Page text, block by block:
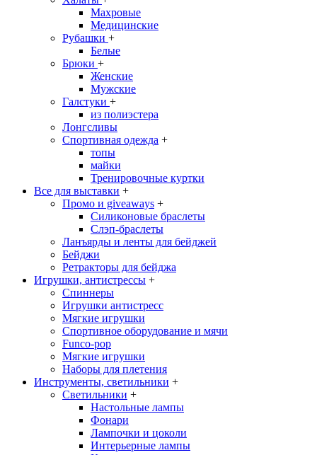
Махровые
Медицинские
Рубашки +
Белые
Брюки +
Женские
Мужские
Галстуки +
из полиэстера
Лонгсливы
Спортивная одежда +
топы
майки
Тренировочные куртки
Все для выставки +
Промо и giveaways +
Силиконовые браслеты
Cлэп-браслеты
Ланъярды и ленты для бейджей
Бейджи
Ретракторы для бейджа
Игрушки, антистрессы +
Спиннеры
Игрушки антистресс
Мягкие игрушки
Спортивное оборудование и мячи
Funco-pop
Мягкие игрушки
Наборы для плетения
Инструменты, светильники +
Светильники +
Настольные лампы
Фонари
Лампочки и цоколи
Интерьерные лампы